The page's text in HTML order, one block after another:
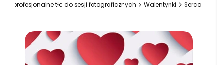
profesjonalne tła do sesji fotograficznych Walentynki Serca